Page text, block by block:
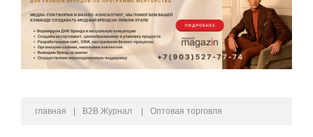
главная B2B Журнал Оптовая торговля